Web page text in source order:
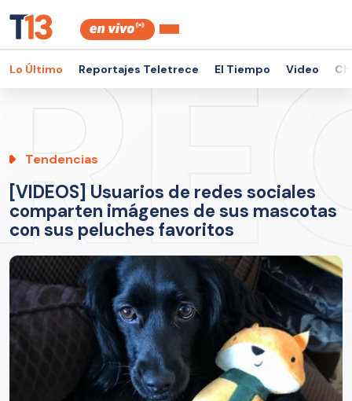
Lo Último Reportajes Teletrece El Tiempo Video
Tendencias
[VIDEOS] Usuarios de redes sociales
comparten imágenes de sus mascotas
con sus peluches favoritos